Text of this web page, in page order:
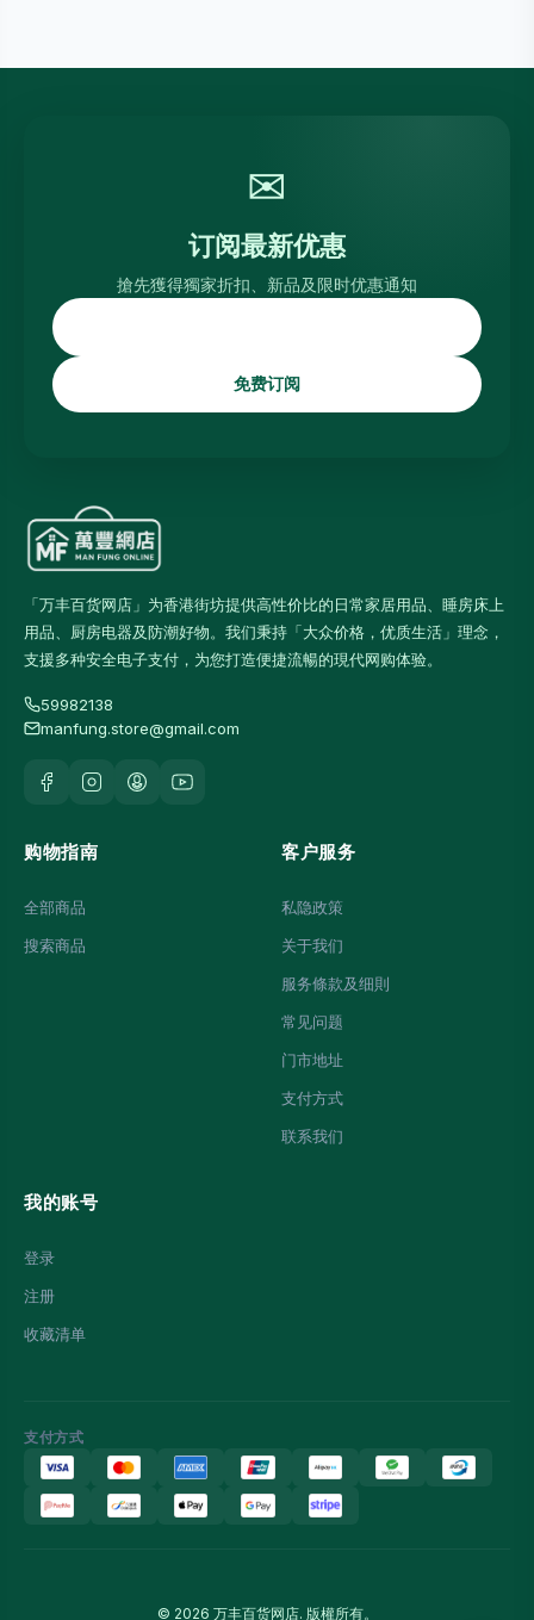
✉
订阅最新优惠
搶先獲得獨家折扣、新品及限时优惠通知
免费订阅
「万丰百货网店」为香港街坊提供高性价比的日常家居用品、睡房床上
用品、厨房电器及防潮好物。我们秉持「大众价格，优质生活」理念，
支援多种安全电子支付，为您打造便捷流暢的現代网购体验。
59982138
manfung.store@gmail.com
购物指南
全部商品
搜索商品
客户服务
私隐政策
关于我们
服务條款及细則
常见问题
门市地址
支付方式
联系我们
我的账号
登录
注册
收藏清单
支付方式
© 2026 万丰百货网店. 版權所有。